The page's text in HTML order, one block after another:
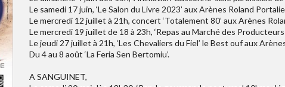
Le samedi 17 juin, ‘Le Salon du Livre 2023’ aux Arènes Roland
Le mercredi 12 juillet à 21h, concert ‘Totalement 80’ aux Arènes
Le mercredi 19 juillet de 18 à 23h, ‘Repas au Marché des
Le jeudi 27 juillet à 21h, ‘Les Chevaliers du Fiel’ le Best ouf aux
Du 4 au 8 août ‘La Feria Sen Bertomiu’.
A SANGUINET,